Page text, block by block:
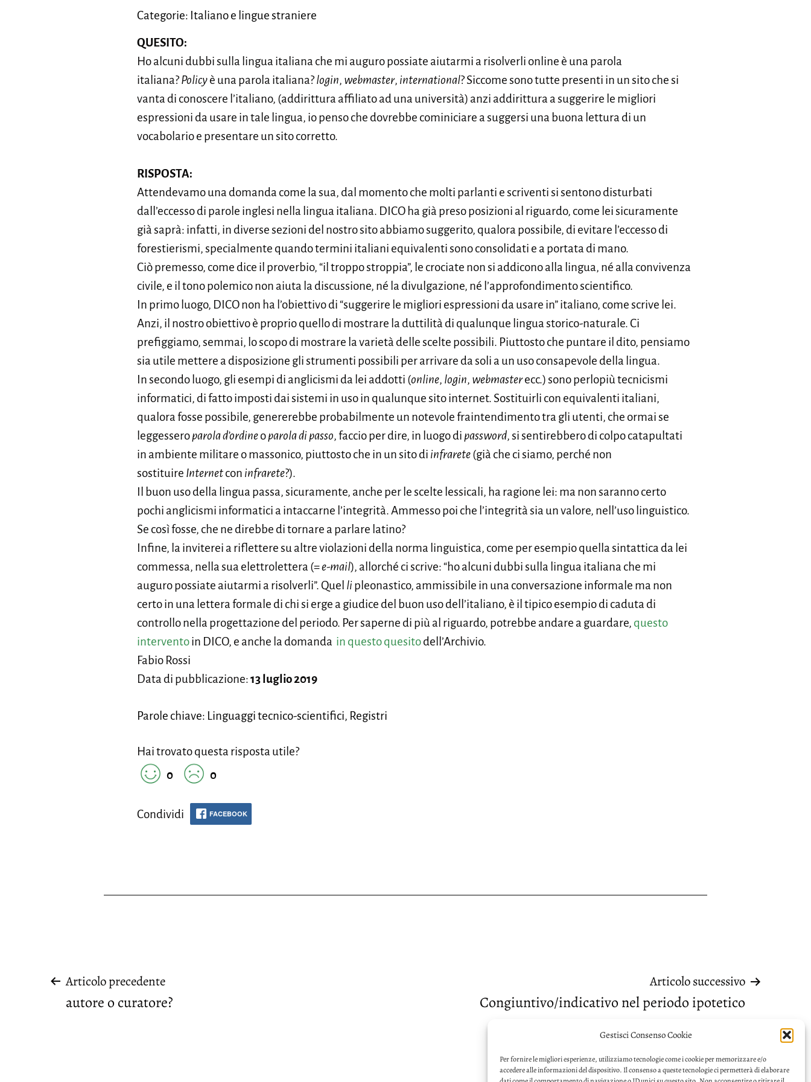
Gestisci Consenso Cookie
Per fornire le migliori esperienze, utilizziamo tecnologie come i cookie per memorizzare e/o
accedere alle informazioni del dispositivo. Il consenso a queste tecnologie ci permetterà di elaborare
Categorie: Italiano e lingue straniere
QUESITO:
Ho alcuni dubbi sulla lingua italiana che mi auguro possiate aiutarmi a risolverli online è una parola
italiana?Policyè una parola italiana?login, webmaster, international? Siccome sono tutte presenti in un sito che si
vanta di conoscere l’italiano, (addirittura affiliato ad una università) anzi addirittura a suggerire le migliori
espressioni da usare in tale lingua, io penso che dovrebbe cominiciare a suggersi una buona lettura di un
vocabolario e presentare un sito corretto.
RISPOSTA:
Attendevamo una domanda come la sua, dal momento che molti parlanti e scriventi si sentono disturbati
dall’eccesso di parole inglesi nella lingua italiana. DICO ha già preso posizioni al riguardo, come lei sicuramente
già saprà: infatti, in diverse sezioni del nostro sito abbiamo suggerito, qualora possibile, di evitare l’eccesso di
forestierismi, specialmente quando termini italiani equivalenti sono consolidati e a portata di mano.
Ciò premesso, come dice il proverbio, “il troppo stroppia”, le crociate non si addicono alla lingua, né alla convivenza
civile, e il tono polemico non aiuta la discussione, né la divulgazione, né l’approfondimento scientifico.
In primo luogo, DICO non ha l’obiettivo di “suggerire le migliori espressioni da usare in” italiano, come scrive lei.
Anzi, il nostro obiettivo è proprio quello di mostrare la duttilità di qualunque lingua storico-naturale. Ci
prefiggiamo, semmai, lo scopo di mostrare la varietà delle scelte possibili. Piuttosto che puntare il dito, pensiamo
sia utile mettere a disposizione gli strumenti possibili per arrivare da soli a un uso consapevole della lingua.
In secondo luogo, gli esempi di anglicismi da lei addotti (online, login, webmasterecc.) sono perlopiù tecnicismi
informatici, di fatto imposti dai sistemi in uso in qualunque sito internet. Sostituirli con equivalenti italiani,
qualora fosse possibile, genererebbe probabilmente un notevole fraintendimento tra gli utenti, che ormai se
leggesseroparola d’ordineoparola di passo, faccio per dire, in luogo di password, si sentirebbero di colpo catapultati
in ambiente militare o massonico, piuttosto che in un sito di infrarete(già che ci siamo, perché non
sostituire Internetcon infrarete?).
Il buon uso della lingua passa, sicuramente, anche per le scelte lessicali, ha ragione lei: ma non saranno certo
pochi anglicismi informatici a intaccarne l’integrità. Ammesso poi che l’integrità sia un valore, nell’uso linguistico.
Se così fosse, che ne direbbe di tornare a parlare latino?
Infine, la inviterei a riflettere su altre violazioni della norma linguistica, come per esempio quella sintattica da lei
commessa, nella sua elettrolettera (=e-mail), allorché ci scrive: “ho alcuni dubbi sulla lingua italiana che mi
auguro possiate aiutarmi a risolverli”. Quel li pleonastico, ammissibile in una conversazione informale ma non
certo in una lettera formale di chi si erge a giudice del buon uso dell’italiano, è il tipico esempio di caduta di
controllo nella progettazione del periodo. Per saperne di più al riguardo, potrebbe andare a guardare, questo
interventoin DICO, e anche la domanda in questo quesitodell’Archivio.
Fabio Rossi
Data di pubblicazione:13 luglio 2019
Parole chiave: Linguaggi tecnico-scientifici, Registri
Hai trovato questa risposta utile?
0
0
Condividi FACEBOOK
Navigazione
Articolo precedente
autore o curatore?
Articolo successivo
Congiuntivo/indicativo nel periodo ipotetico